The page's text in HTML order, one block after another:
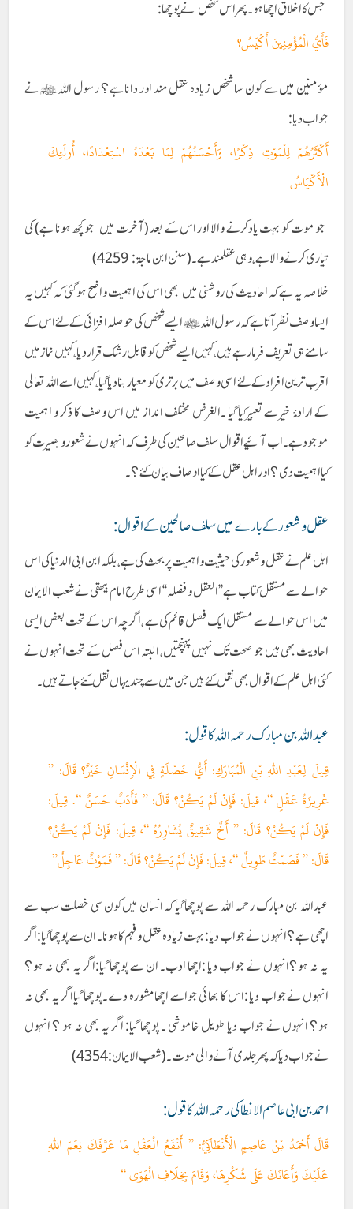
جس کا اخلاق اچھا ہو۔ پھر اس شخص نے پوچھا:
فَأَيُّ الْمُؤْمِنِينَ أَكْيَسُ؟
مؤمنین میں سے کون سا شخص زیادہ عقل مند اور دانا ہے؟ رسول اللہ ﷺ نے
جواب دیا:
أَكْثَرُهُمْ لِلْمَوْتِ ذِكْرًا، وَأَحْسَنُهُمْ لِمَا بَعْدَهُ اسْتِعْدَادًا، أُولَئِكَ
الْأَكْيَاسُ
جو موت کو بہت یادکرنے والا اور اس کے بعد (آخرت میں جو کچھ ہونا ہے) کی
تیاری کرنے والاہے، وہی عقلمند ہے۔(سنن ابن ماجۃ: 4259)
خلاصہ یہ ہے کہ احادیث کی روشنی میں بھی اس کی اہمیت واضح ہوگئی کہ کہیں یہ
ایسا وصف نظر آتا ہے کہ رسول اللہ ﷺ ایسے شخص کی حوصلہ افزائی کے لئے اس کے
سامنے ہی تعریف فرمارہے ہیں،کہیں ایسے شخص کو قابل رشک قرار دیا ،کہیں نماز میں
اقرب ترین افراد کے لئے اسی وصف میں برتری کو معیار بنادیا گیا ،کہیں اسےاللہ تعالی
کے ارادۂ خیر سے تعبیر کیا گیا ۔الغرض مختلف انداز میں اس وصف کا ذکر و اہمیت
موجود ہے۔اب آئیے اقوال سلف صالحین کی طرف کہ انہوں نے شعور و بصیرت کو
کیا اہمیت دی ؟ اور اہل عقل کے کیا اوصاف بیان کئے؟۔
عقل و شعور کے بارے میں سلف صالحین کے اقوال :
اہل علم نے عقل و شعور کی حیثیت و اہمیت پر بحث کی ہے، بلکہ ابن ابی الدنیا کی اس
حوالے سے مستقل کتاب ہے ’’العقل و فضلہ‘‘ اسی طرح امام بیھقی نے شعب الایمان
میں اس حوالے سے مستقل ایک فصل قائم کی ہے ،اگر چہ اس کے تحت بعض ایسی
احادیث بھی ہیں جو صحت تک نہیں پہنچتیں، البتہ اس فصل کے تحت انہوں نے
کئی اہل علم کے اقوال بھی نقل کئے ہیں جن میں سے چند یہاں نقل کئے جاتے ہیں۔
عبداللہ بن مبارک رحمہ اللہ کاقول:
قِيلَ لِعَبْدِ اللهِ بْنِ الْمُبَارَكِ: أَيُّ خَصْلَةٍ فِي الْإِنْسَانِ خَيْرٌ؟ قَالَ: ”
غَرِيزَةُ عَقْلٍ “، قيلَ: فَإِنْ لَمْ يَكُنْ؟ قَالَ: ” فَأَدَبٌ حَسَنٌ “. قِيلَ:
فَإِنْ لَمْ يَكُنْ؟ قَالَ: ” أَخٌ شَقِيقٌ يُشَاوِرُهُ “، قِيلَ: فَإِنْ لَمْ يَكُنْ؟
قَالَ: ” فَصَمْتٌ طَوِيلٌ “، قِيلَ: فَإِنْ لَمْ يَكُنْ؟ قَالَ: ” فَمَوْتٌ عَاجِلٌ”
عبداللہ بن مبارک رحمہ اللہ سے پوچھا گیا کہ انسان میں کون سی خصلت سب سے
اچھی ہے ؟انہوں نے جواب دیا :بہت زیادہ عقل و فہم کا ہونا۔ ان سے پوچھاگیا:اگر
یہ نہ ہو؟انہوں نے جواب دیا :اچھا ادب۔ ان سے پوچھا گیا:اگر یہ بھی نہ ہو؟
انہوں نےجواب دیا :اس کا بھائی جواسے اچھامشورہ دے۔پوچھا گیااگر یہ بھی نہ
ہو؟ انہوں نے جواب دیا طویل خاموشی ۔ پوچھا گیا: اگر یہ بھی نہ ہو ؟ انہوں
نےجواب دیا کہ پھر جلدی آنے والی موت۔(شعب الایمان:4354)
احمد بن ابی عاصم الانطاکی رحمہ اللہ کا قول :
قَالَ أَحْمَدُ بْنُ عَاصِمٍ الْأَنْطَاكِيُّ: ” أَنْفَعُ الْعَقْلِ مَا عَرَّفَكَ نِعَمَ اللهِ
عَلَيْكَ وَأَعَانَكَ عَلَى شُكْرِهَا، وَقَامَ بِخِلَافِ الْهَوَى “